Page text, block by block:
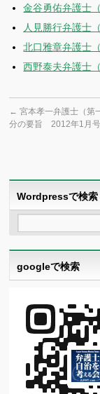
金谷勇佑弁護士
人見勝行弁護士
北口雅章弁護士
西野泰夫弁護士
← 宮本孝一弁護士（第
分の要旨 2012年1月号
Wordpressで検索
googleで検索